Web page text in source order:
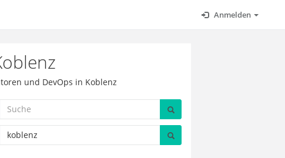
Anmelden
und DevOps in Koblenz